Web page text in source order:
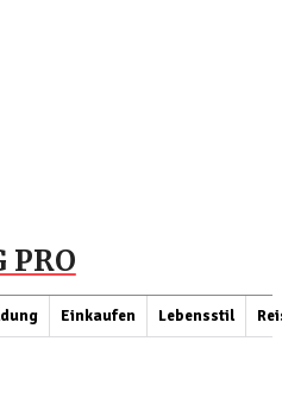
PRO
Einkaufen Lebensstil